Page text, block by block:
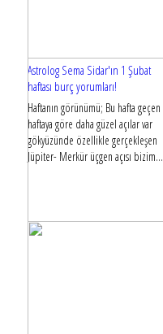
Astrolog Sema Sidar'ın 1 Şubat
haftası burç yorumları!
Haftanın görünümü; Bu hafta geçen
haftaya göre daha güzel açılar var
gökyüzünde özellikle gerçekleşen
Jüpiter- Merkür üçgen açısı bizim...